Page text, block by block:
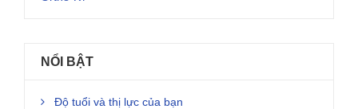
NỔI BẬT
Độ tuổi và thị lực của bạn